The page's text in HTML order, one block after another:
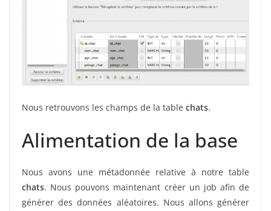
Nous retrouvons les champs de la table chats.
Alimentation de la base
Nous avons une métadonnée relative à notre table
chats. Nous pouvons maintenant créer un job afin de
générer des données aléatoires. Nous allons générer